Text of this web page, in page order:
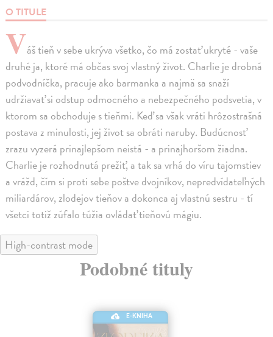
O TITULE
Váš tieň v sebe ukrýva všetko, čo má zostať ukryté - vaše
druhé ja, ktoré má občas svoj vlastný život. Charlie je drobná
podvodníčka, pracuje ako barmanka a najmä sa snaží
udržiavať si odstup odmocného a nebezpečného podsvetia, v
ktorom sa obchoduje s tieňmi. Keď sa však vráti hrôzostrašná
postava z minulosti, jej život sa obráti naruby. Budúcnosť
zrazu vyzerá prinajlepšom neistá - a prinajhoršom žiadna.
Charlie je rozhodnutá prežiť, a tak sa vrhá do víru tajomstiev
a vrážd, čím si proti sebe poštve dvojníkov, nepredvídateľných
miliardárov, zlodejov tieňov a dokonca aj vlastnú sestru - tí
všetci totiž zúfalo túžia ovládať tieňovú mágiu.
High-contrast mode
Podobné tituly